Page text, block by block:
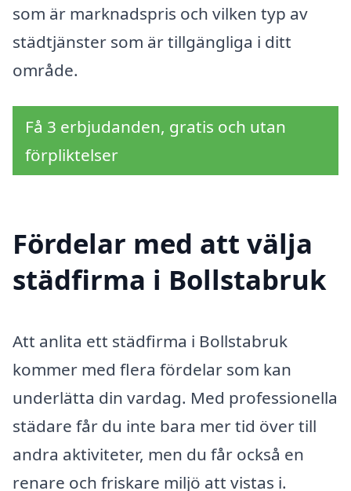
som är marknadspris och vilken typ av
städtjänster som är tillgängliga i ditt
område.
Få 3 erbjudanden, gratis och utan
förpliktelser
Fördelar med att välja
städfirma i Bollstabruk
Att anlita ett städfirma i Bollstabruk
kommer med flera fördelar som kan
underlätta din vardag. Med professionella
städare får du inte bara mer tid över till
andra aktiviteter, men du får också en
renare och friskare miljö att vistas i.